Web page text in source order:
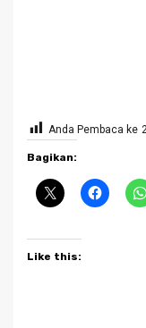
Anda Pembaca ke
Bagikan:
Like this: